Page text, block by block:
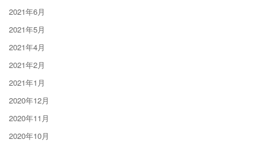
2021年6月
2021年5月
2021年4月
2021年2月
2021年1月
2020年12月
2020年11月
2020年10月